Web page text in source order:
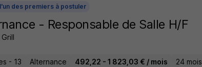
des premiers à postuler
- Responsable de Salle H/F
- 13 Alternance 492,22 - 1 823,03 € / mois 24 mois